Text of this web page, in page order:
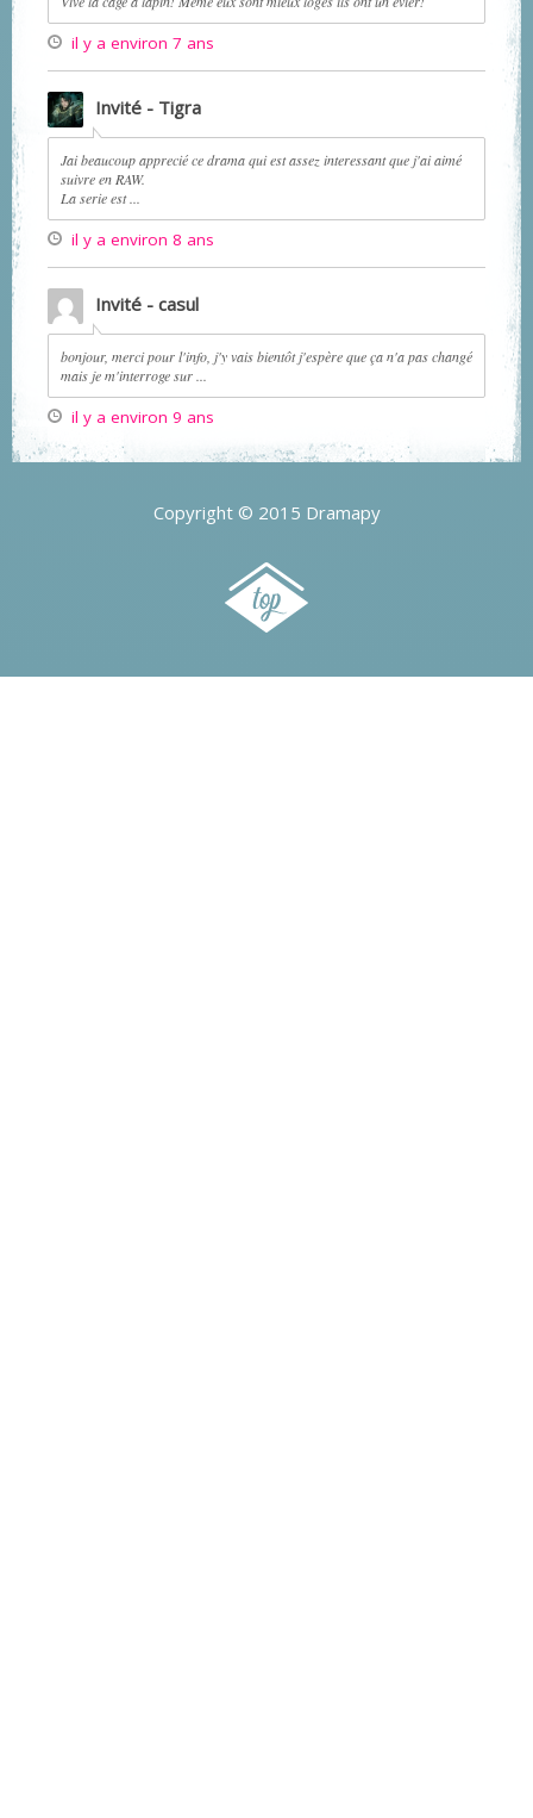
il y a environ 7 ans
Invité - Tigra
Jai beaucoup apprecié ce drama qui est assez interessant que j'ai aimé
suivre en RAW.
La serie est ...
il y a environ 8 ans
Invité - casul
bonjour, merci pour l'info, j'y vais bientôt j'espère que ça n'a pas changé
mais je m'interroge sur ...
il y a environ 9 ans
Copyright © 2015 Dramapy